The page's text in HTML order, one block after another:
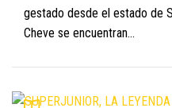
gestado desde el estado de
Cheve se encuentran...